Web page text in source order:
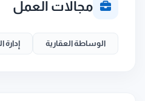
مجالات العمل
الوساطة العقارية إدارة